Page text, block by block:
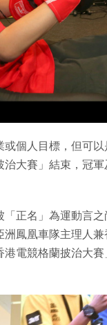
或個人目標，但可
治大賽」結束，冠
「正名」為運動言
鳳凰車隊主理人
港電競格蘭披治大